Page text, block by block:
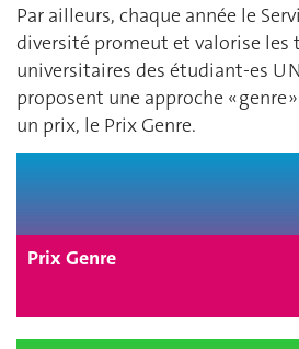
Par ailleurs, chaque année le
diversité promeut et valorise les
universitaires des étudiant-es
proposent une approche « genre
un prix, le Prix Genre.
Prix Genre